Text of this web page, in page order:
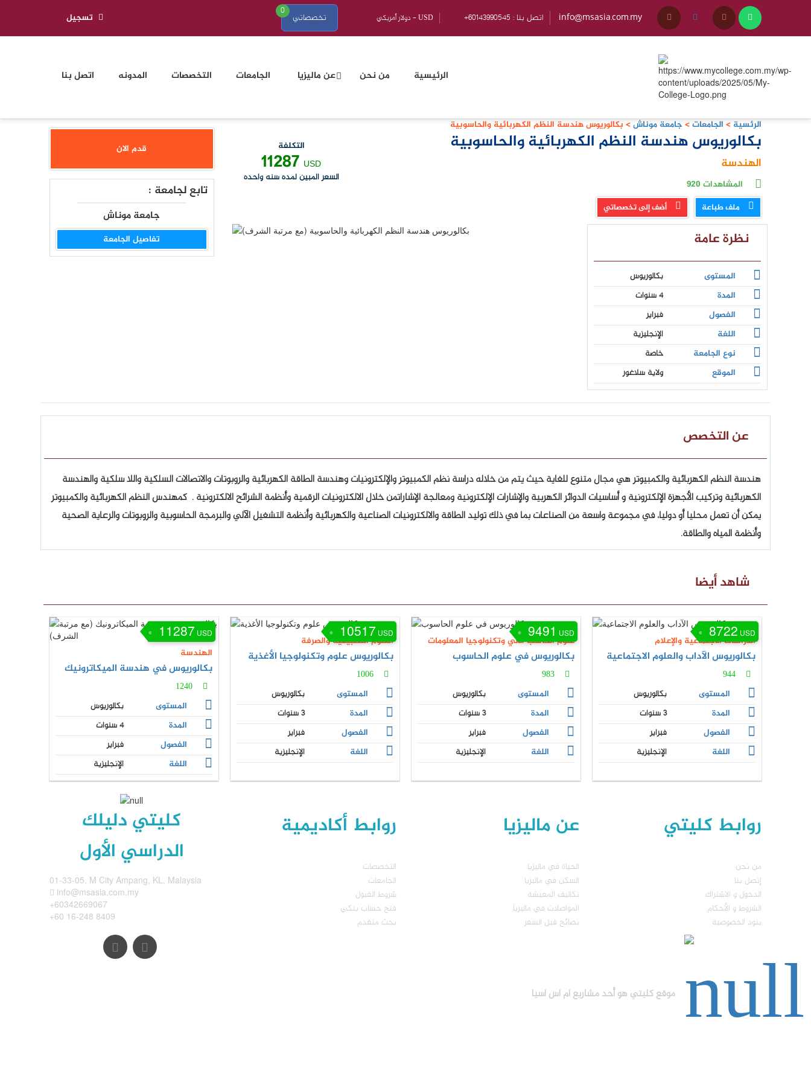
تخصصاتي
0
+60143990545 : اتصل بنا info@msasia.com.my تسجيل
الرئيسية من نحن عن ماليزيا الجامعات التخصصات المدونه اتصل بنا
قدم الان
تابع لجامعة :
جامعة موناش
تفاصيل الجامعة
الرئسية > الجامعات> جامعة موناش> بكالوريوس هندسة النظم الكهربائية والحاسوبية
التكلفة
11287 USD
السعر المبين لمده سنه واحده
بكالوريوس هندسة النظم الكهربائية والحاسوبية
الهندسة
المشاهدات 920
ملف طباعة أضف إلى تخصصاتي
نظرة عامة
المستوى
بكالوريوس
المدة
4 سنوات
الفصول
فبراير
اللغة
الإنجليزية
نوع الجامعة
خاصة
الموقع
ولاية سلاغور
عن التخصص
هندسة النظم الكهربائية والكمبيوتر هي مجال متنوع للغاية حيث يتم من خلاله دراسة نظم الكمبيوتر والإلكترونيات وهندسة الطاقة الكهربائية والروبوتات والاتصالات السلكية واللا سلكية والهندسة
الكهربائية وتركيب الأجهزة الإلكترونية و أساسيات الدوائر الكهربية والإشارات الإلكترونية ومعالجة الإشاراتمن خلال الالكترونيات الرقمية وأنظمة الشرائح الالكترونية . كمهندس النظم الكهربائية والكمبيوتر
يمكن أن تعمل محليا أو دوليا، في مجموعة واسعة من الصناعات بما في ذلك توليد الطاقة والالكترونيات الصناعية والكهربائية وأنظمة التشغيل الآلي والبرمجة الحاسوبية والروبوتات والرعاية الصحية
وأنظمة المياه والطاقة.
شاهد أيضا
11287 USD
الهندسة
بكالوريوس في هندسة الميكاترونيك
1240
المستوى
بكالوريوس
المدة
4 سنوات
الفصول
فبراير
اللغة
الإنجليزية
10517 USD
العلوم التطبيقية والصرفة
بكالوريوس علوم وتكنولوجيا الأغذية
1006
المستوى
بكالوريوس
المدة
3 سنوات
الفصول
فبراير
اللغة
الإنجليزية
9491 USD
علوم الحاسب الآلي وتكنولوجيا المعلومات
بكالوريوس في علوم الحاسوب
983
المستوى
بكالوريوس
المدة
3 سنوات
الفصول
فبراير
اللغة
الإنجليزية
8722 USD
الدراسات الاجتماعية والإعلام
بكالوريوس الآداب والعلوم الاجتماعية
944
المستوى
بكالوريوس
المدة
3 سنوات
الفصول
فبراير
اللغة
الإنجليزية
كليتي دليلك
الدراسي الأول
01-33-05, M City Ampang, KL, Malaysia
info@msasia.com.my
+60342669067
+60 16-248 8409
روابط أكاديمية
التخصصات
الجامعات
شروط القبول
فتح حساب بنكي
بحث متقدم
عن ماليزيا
الحياة في ماليزيا
السكن في ماليزيا
تكاليف المعيشة
المواصلات في ماليزيا
نصائح فبل السفر
روابط كليتي
من نحن
إتصل بنا
الدخول و الاشتراك
الشروط و الأحكام
بنود الخصوصية
موقع كليتي هو أحد مشاريع ام اس اسيا